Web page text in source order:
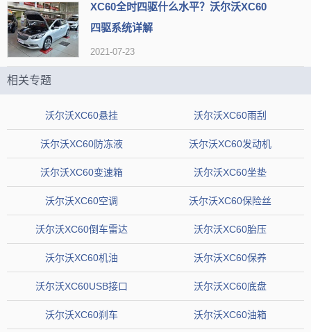
明显地感觉到其动力表现非常平顺，并且驾驶感受也非常出色。
但是沃尔沃XC60的内饰设计虽然很豪华，但是储物空间有些不够
充足，不能满足消费者的实际需求。此外，车内的开关门控制面板相
对布局有些复杂，操作也不太人性化，容易让驾驶者出现误操作，这
些问题可能会影响到车主的使用体验。
XC60全时四驱什么水平？沃尔沃XC60
四驱系统详解
2021-07-23
相关专题
沃尔沃XC60悬挂 沃尔沃XC60雨刮
沃尔沃XC60防冻液 沃尔沃XC60发动机
沃尔沃XC60变速箱 沃尔沃XC60坐垫
沃尔沃XC60空调 沃尔沃XC60保险丝
沃尔沃XC60倒车雷达 沃尔沃XC60胎压
沃尔沃XC60机油 沃尔沃XC60保养
沃尔沃XC60USB接口 沃尔沃XC60底盘
沃尔沃XC60刹车 沃尔沃XC60油箱